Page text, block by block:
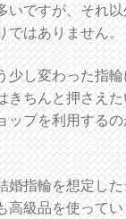
いですが、それ
ではありません。
少し変わった指
きちんと押さえ
ップを利用する
婚指輪を想定し
高級品を使って